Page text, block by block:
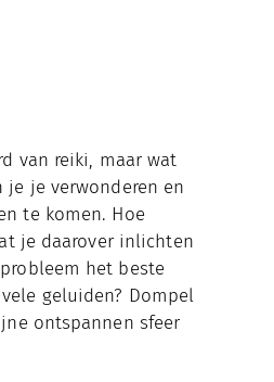
van reiki, maar wat
je je verwonderen en
te komen. Hoe
je daarover inlichten
het beste
geluiden? Dompel
ontspannen sfeer